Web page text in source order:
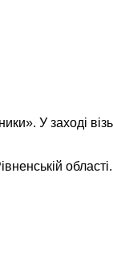
У заході
області.